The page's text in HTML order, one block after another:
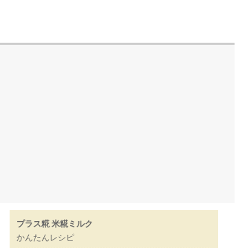
プラス糀 米糀ミルク
かんたんレシピ